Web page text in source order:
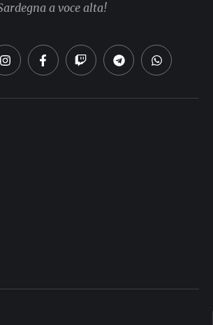
a voce alta!